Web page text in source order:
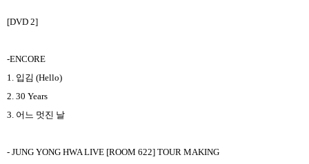
[DVD 2]
-ENCORE
1. 입김 (Hello)
2. 30 Years
3. 어느 멋진 날
- JUNG YONG HWA LIVE [ROOM 622] TOUR MAKING